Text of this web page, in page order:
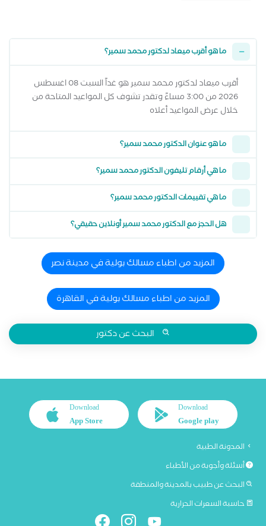
ما هو أقرب ميعاد لدكتور محمد سمير؟
أقرب ميعاد لدكتور محمد سمير هو غداً السبت 08 اغسطس
2026 من 3:00 مساءً وتقدر تشوف كل المواعيد المتاحة من
خلال عرض المواعيد أعلاه
ما هو عنوان الدكتور محمد سمير؟
ما هي أرقام تليفون الدكتور محمد سمير؟
ما هي تقييمات الدكتور محمد سمير؟
هل الحجز مع الدكتور محمد سمير أونلاين حقيقي؟
المزيد من اطباء مسالك بولية في مدينة نصر
المزيد من اطباء مسالك بولية في القاهرة
البحث عن دكتور
Download
Google play
Download
App Store
المدونة الطبية
أسئلة وأجوبة من الأطباء
البحث عن طبيب بالمدينة والمنطقة
حاسبة السعرات الحرارية